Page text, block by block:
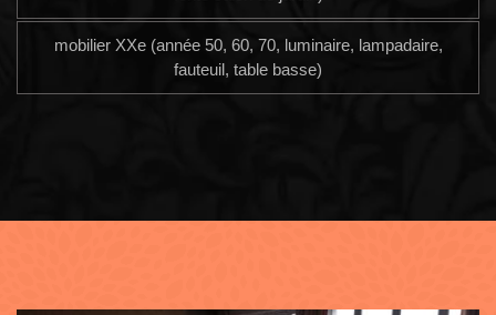
mobilier XXe (année 50, 60, 70, luminaire, lampadaire,
fauteuil, table basse)